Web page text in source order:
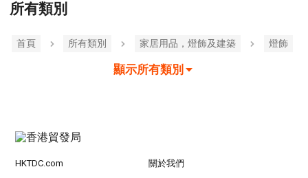
所有類別
首頁 所有類別 家居用品，燈飾及建築 燈飾
顯示所有類別
HKTDC.com 關於我們